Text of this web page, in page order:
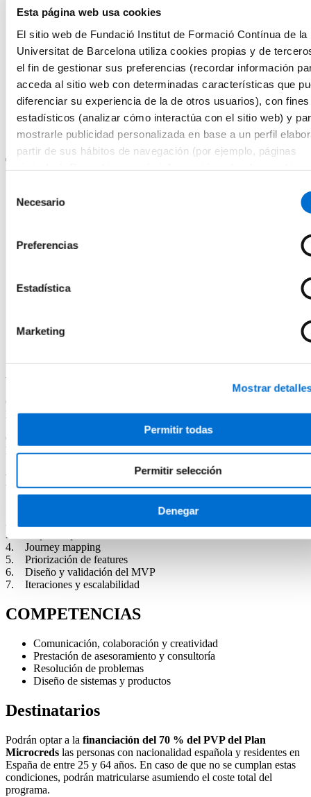
Esta página web usa cookies
El sitio web de Fundació Institut de Formació Contínua de la
Universitat de Barcelona utiliza cookies propias y de
el fin de gestionar sus preferencias (recordar información
acceda al sitio web con determinadas características que
diferenciar su experiencia de la de otros usuarios), con fines
estadísticos (analizar cómo interactúa con el sitio web) y
mostrarle publicidad personalizada en base a un perfil
partir de sus hábitos de navegación (por ejemplo, páginas
Necesario
Preferencias
Estadística
Marketing
Mostrar
Permitir todas
Permitir selección
Denegar
Objetivos
Definir una visión clara del proyecto y alinear el equipo con
los objetivos principales.
Identificar las necesidades del cliente/usuario mediante mapas
de persona yjourney mapping.
Priorizar tareas y funcionalidades para crear el producto
mínimo viable (MVP).
Validar prototipos rápidamente con
Usar herramientas ágiles como Kanban para gestionar equipos
e iteraciones.
Tres razones para escogerlo
título emitido por la Universidad de Barcelona y registrado en
Aprenderás a integrar las mejores prácticas de gestión ágil con
estratégicos.
Mejora la toma de decisiones y minimiza riesgos.
costes de implementación mediante una planificación realista
Certificado de Microcredencial Universitaria por la Universitat de
Barcelona.
Curso propio diseñado según las directrices del Espacio Europeo de
Educación Superior y equivalente a 5 créditos ECTS.
Programa
1. Introducción al lean inception y a las herramientas en línea
3. Mapas de persona
4. Journey mapping
5. Priorización de features
6. Diseño y validación del MVP
7. Iteraciones y escalabilidad
COMPETENCIAS
Comunicación, colaboración y creatividad
Prestación de asesoramiento y consultoría
Resolución de problemas
Diseño de sistemas y productos
Destinatarios
Podrán optar a la financiación del 70 % del PVP del Plan
Microcreds las personas con nacionalidad española y residentes en
España de entre 25 y 64 años. En caso de que no se cumplan estas
condiciones, podrán matricularse asumiendo el coste total del
programa.